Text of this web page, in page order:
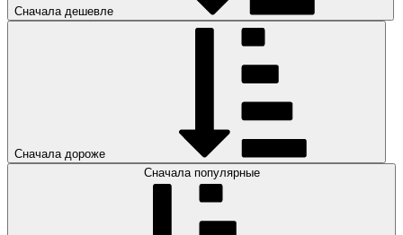
Сначала дешевле
Сначала дороже
Сначала популярные